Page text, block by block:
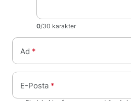
0/30 karakter
Ad *
E-Posta *